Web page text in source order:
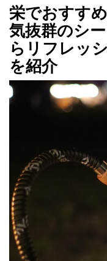
栄でおすす
気抜群のシ
らリフレッ
を紹介